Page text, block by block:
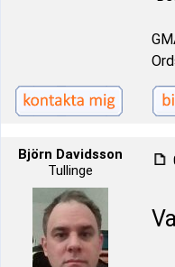
Björn Davidsson
Tullinge